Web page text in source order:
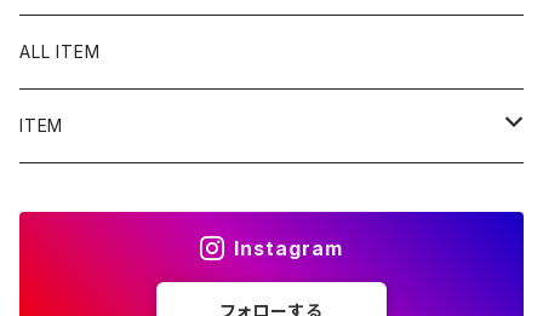
ALL ITEM
ITEM
Instagram
フォローする